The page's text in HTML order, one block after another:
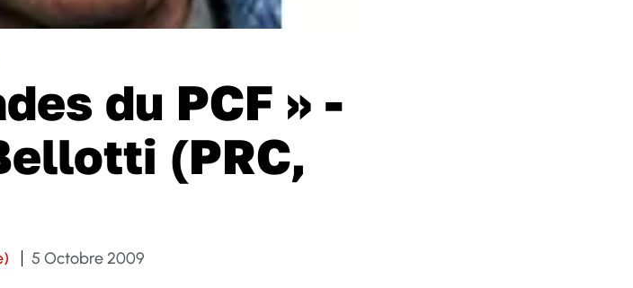
du PCF » -
(PRC,
5 Octobre 2009